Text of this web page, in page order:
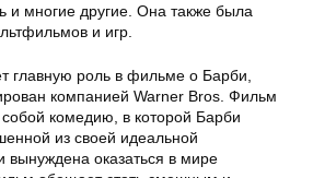
и многие другие. Она также была
и игр.
главную роль в фильме о Барби,
компанией Warner Bros. Фильм
собой комедию, в которой Барби
из своей идеальной
вынуждена оказаться в мире